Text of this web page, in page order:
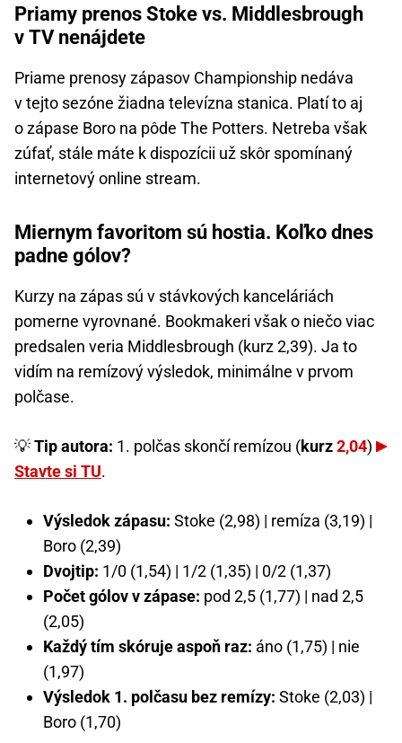
Priamy prenos Stoke vs. Middlesbrough
v TV nenájdete
Priame prenosy zápasov Championship nedáva
v tejto sezóne žiadna televízna stanica. Platí to aj
o zápase Boro na pôde The Potters. Netreba však
zúfať, stále máte k dispozícii už skôr spomínaný
internetový online stream.
Miernym favoritom sú hostia. Koľko dnes
padne gólov?
Kurzy na zápas sú v stávkových kanceláriách
pomerne vyrovnané. Bookmakeri však o niečo viac
predsalen veria Middlesbrough (kurz 2,39). Ja to
vidím na remízový výsledok, minimálne v prvom
polčase.
💡Tip autora: 1. polčas skončí remízou (kurz2,04)
Stavte si TU.
Výsledok zápasu: Stoke (2,98) | remíza (3,19) |
Boro (2,39)
Dvojtip: 1/0 (1,54) | 1/2 (1,35) | 0/2 (1,37)
Počet gólov v zápase: pod 2,5 (1,77) | nad 2,5
(2,05)
Každý tím skóruje aspoň raz: áno (1,75) | nie
(1,97)
Výsledok 1. polčasu bez remízy: Stoke (2,03) |
Boro (1,70)